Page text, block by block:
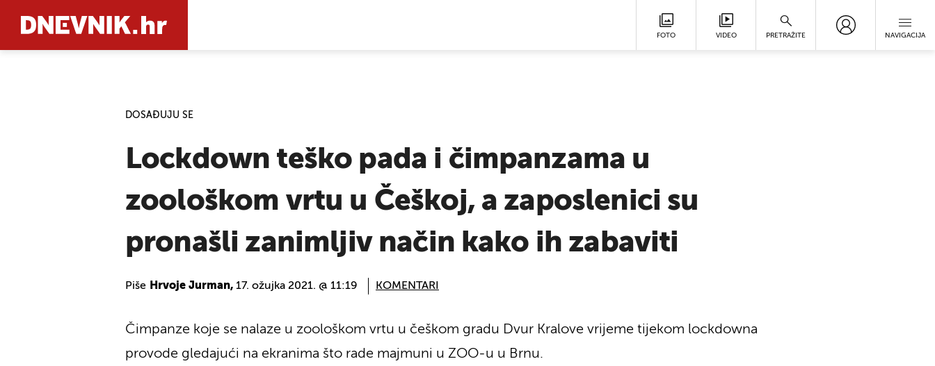
FOTO VIDEO PRETRAŽITE NAVIGACIJA
DOSAĐUJU SE
Lockdown teško pada i čimpanzama u
zoološkom vrtu u Češkoj, a zaposlenici su
pronašli zanimljiv način kako ih zabaviti
Piše Hrvoje Jurman, 17. ožujka 2021. @ 11:19 KOMENTARI
Čimpanze koje se nalaze u zoološkom vrtu u češkom gradu Dvur Kralove vrijeme tijekom lockdowna
provode gledajući na ekranima što rade majmuni u ZOO-u u Brnu.